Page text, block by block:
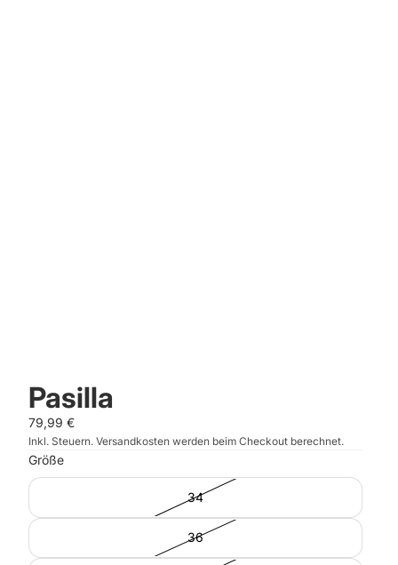
Pasilla
79,99 €
Inkl. Steuern. Versandkosten werden beim Checkout berechnet.
Größe
34
36